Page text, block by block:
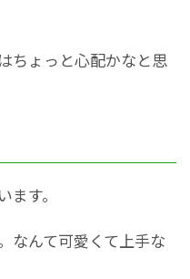
ちょっと心配かなと思
す。
なんて可愛くて上手な